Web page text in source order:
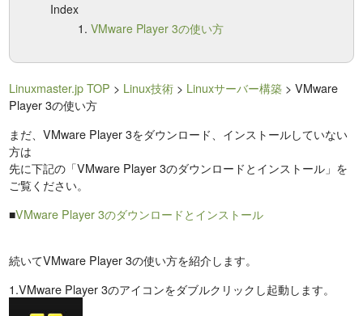
Index
VMware Player 3の使い方
Linuxmaster.jp TOP > Linux技術 > Linuxサーバー構築 > VMware
Player 3の使い方
まだ、VMware Player 3をダウンロード、インストールしていない
方は
先に下記の「VMware Player 3のダウンロードとインストール」を
ご覧ください。
■VMware Player 3のダウンロードとインストール
続いてVMware Player 3の使い方を紹介します。
1.VMware Player 3のアイコンをダブルクリックし起動します。